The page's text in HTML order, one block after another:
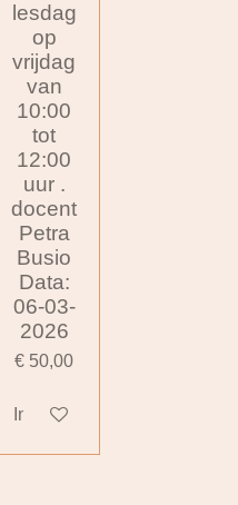
lesdag
op
vrijdag
van
10:00
tot
12:00
uur .
docent
Petra
Busio
Data:
06-03-
2026
€ 50,00
In winkelwagen